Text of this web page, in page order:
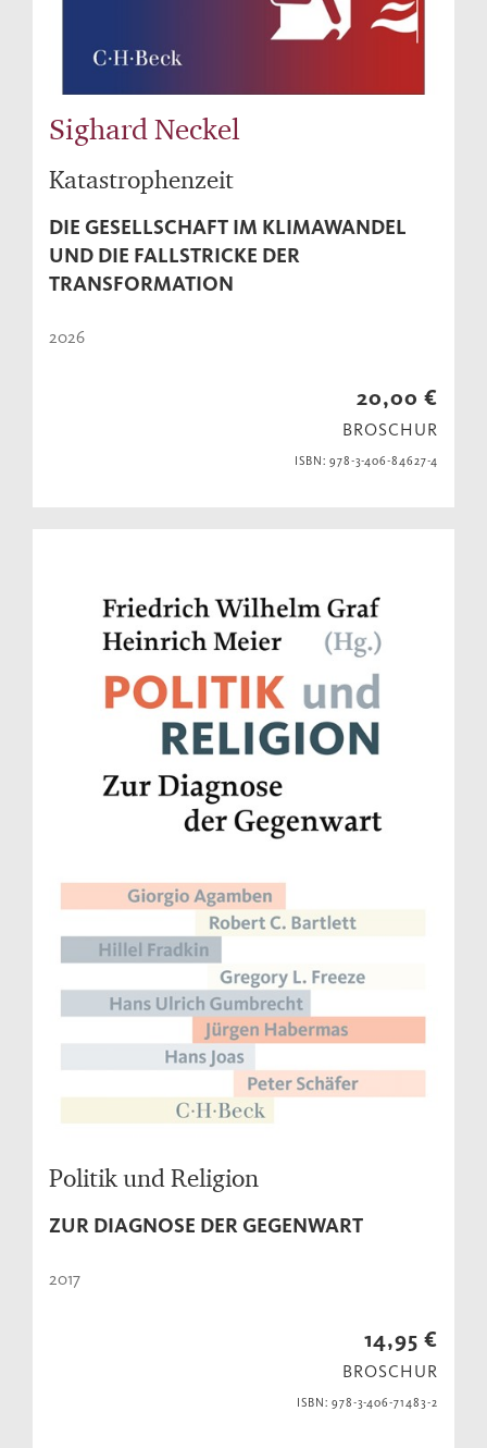
Sighard Neckel
Katastrophenzeit
DIE GESELLSCHAFT IM KLIMAWANDEL
UND DIE FALLSTRICKE DER
TRANSFORMATION
2026
20,00 €
BROSCHUR
ISBN: 978-3-406-84627-4
Politik und Religion
ZUR DIAGNOSE DER GEGENWART
2017
14,95 €
BROSCHUR
ISBN: 978-3-406-71483-2